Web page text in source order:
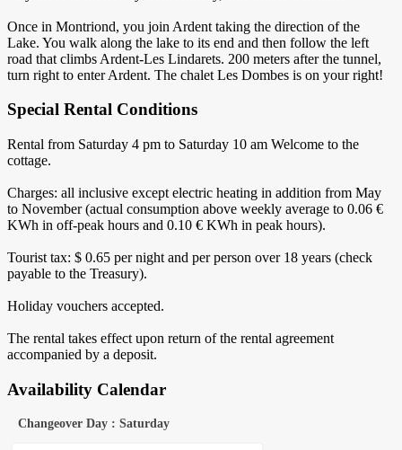
Once in Montriond, you join Ardent taking the direction of the
Lake. You walk along the lake to its end and then follow the left
road that climbs Ardent-Les Lindarets. 200 meters after the tunnel,
turn right to enter Ardent. The chalet Les Dombes is on your right!
Special Rental Conditions
Rental from Saturday 4 pm to Saturday 10 am Welcome to the
cottage.
Charges: all inclusive except electric heating in addition from May
to November (actual consumption above weekly average to 0.06 €
KWh in off-peak hours and 0.10 € KWh in peak hours).
Tourist tax: $ 0.65 per night and per person over 18 years (check
payable to the Treasury).
Holiday vouchers accepted.
The rental takes effect upon return of the rental agreement
accompanied by a deposit.
Availability Calendar
Changeover Day : Saturday